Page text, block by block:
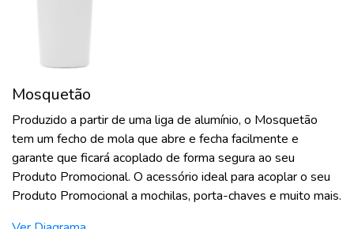
Mosquetão
Produzido a partir de uma liga de alumínio, o Mosquetão
tem um fecho de mola que abre e fecha facilmente e
garante que ficará acoplado de forma segura ao seu
Produto Promocional. O acessório ideal para acoplar o seu
Produto Promocional a mochilas, porta-chaves e muito mais.